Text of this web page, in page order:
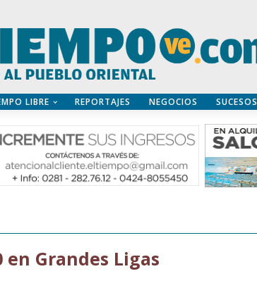
LIBRE REPORTAJES NEGOCIOS SUCESOS
Grandes Ligas